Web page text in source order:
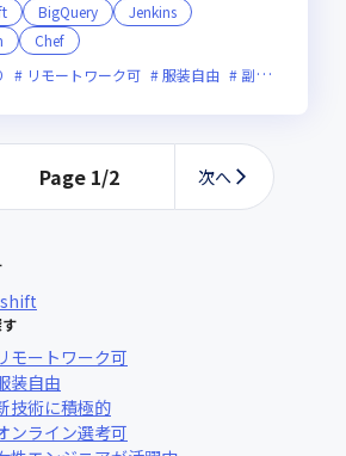
BigQuery
Jenkins
Chef
リモートワーク可 服装自由 副業可
Page 1/2 次へ
ートワーク可
装自由
術に積極的
ライン選考可